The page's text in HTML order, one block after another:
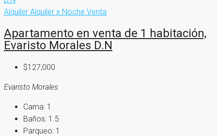
Alquiler Alquiler x Noche Venta
Apartamento en venta de 1 habitación,
Evaristo Morales D.N
$127,000
Evaristo Morales
Cama: 1
Baños: 1.5
Parqueo: 1